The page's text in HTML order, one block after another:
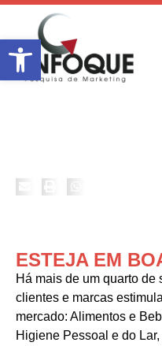
Barra de Ferramentas Aberta
ESTEJA EM
Há mais de um quarto
clientes e marcas
mercado: Alimentos e
Higiene Pessoal e do